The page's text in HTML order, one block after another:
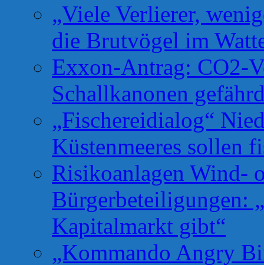
„Viele Verlierer,
die Brutvögel im
Exxon-Antrag: CO2-
Schallkanonen
„Fischereidialog“
Küstenmeeres sollen
Risikoanlagen Wind-
Bürgerbeteiligungen:
Kapitalmarkt gibt“
„Kommando Angry